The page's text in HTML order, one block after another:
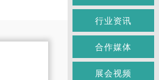
行业资讯
合作媒体
展会视频